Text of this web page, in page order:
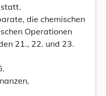
die chemischen
Operationen
21., 22. und 23.